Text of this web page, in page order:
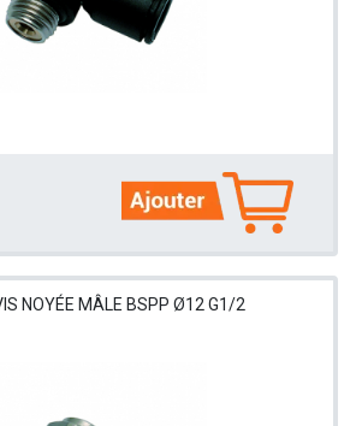
NOYÉE MÂLE BSPP Ø12 G1/2